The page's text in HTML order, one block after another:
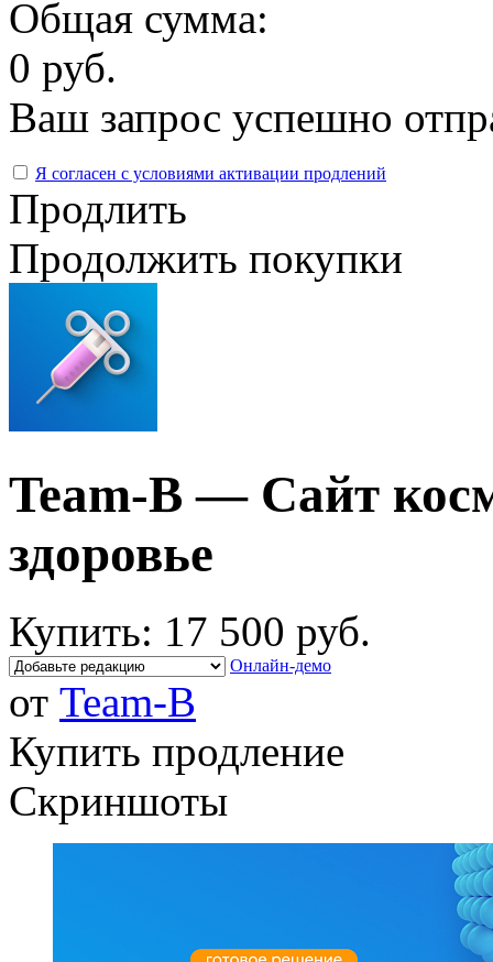
Общая сумма:
0 руб.
Ваш запрос успешно
Я согласен с условиями активации продлений
Продлить
Продолжить покупки
Team-B — Сайт
здоровье
Купить: 17 500 руб.
Онлайн-демо
от Team-B
Купить продление
Скриншоты